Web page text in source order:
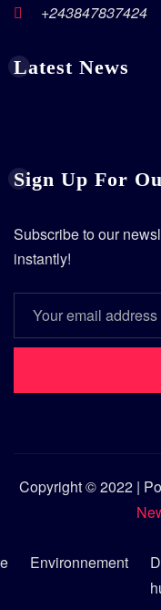
+243847837424
Latest News
Sign Up For
Subscribe to our
instantly!
Copyright © 2022 |
Environnement